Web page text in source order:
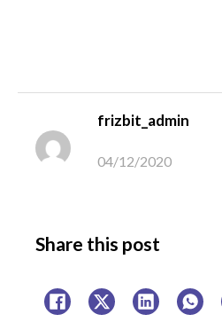
frizbit_admin
04/12/2020
Share this post